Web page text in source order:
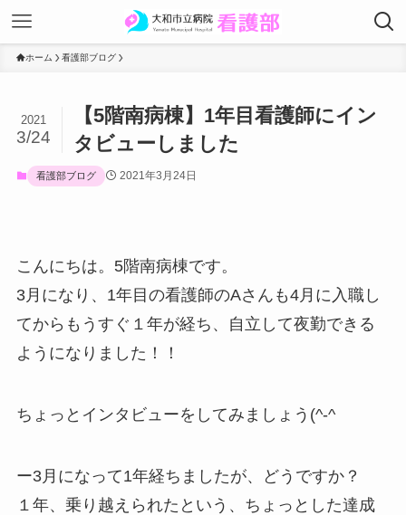
ホーム 看護部ブログ
【5階南病棟】1年目看護師にイン
タビューしました
2021
3/24
看護部ブログ 2021年3月24日
こんにちは。5階南病棟です。
3月になり、1年目の看護師のAさんも4月に入職し
てからもうすぐ１年が経ち、自立して夜勤できる
ようになりました！！
ちょっとインタビューをしてみましょう(^-^ゞ
ー3月になって1年経ちましたが、どうですか？
１年、乗り越えられたという、ちょっとした達成